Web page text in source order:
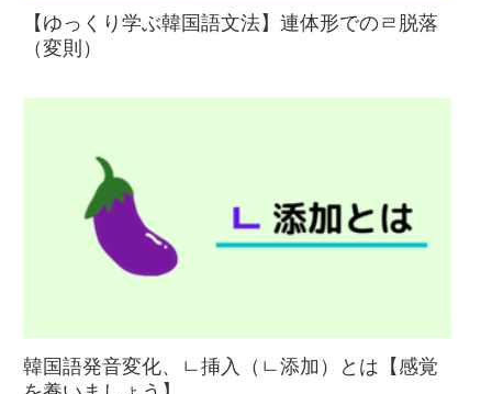
【ゆっくり学ぶ韓国語文法】連体形でのㄹ脱落
（変則）
韓国語発音変化、ㄴ挿入（ㄴ添加）とは【感覚